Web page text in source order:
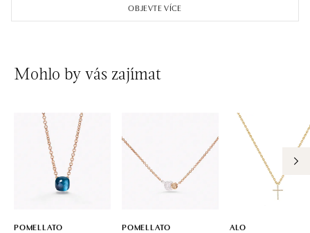
OBJEVTE VÍCE
Mohlo by vás zajímat
POMELLATO
POMELLATO
ALO